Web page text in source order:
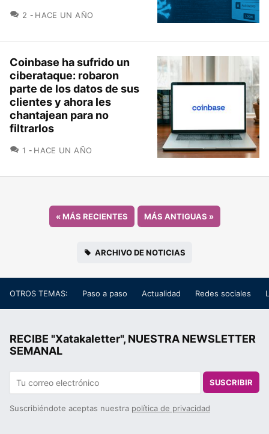
2 COMENTARIOS
HACE UN AÑO
Coinbase ha sufrido un
ciberataque: robaron
parte de los datos de sus
clientes y ahora les
chantajean para no
filtrarlos
1 COMENTARIOS
HACE UN AÑO
«MÁS RECIENTES MÁS ANTIGUAS »
ARCHIVO DE NOTICIAS
OTROS TEMAS: Paso a paso Actualidad Redes sociales
RECIBE "Xatakaletter", NUESTRA NEWSLETTER
SEMANAL
SUSCRIBIR
Suscribiéndote aceptas nuestra política de privacidad